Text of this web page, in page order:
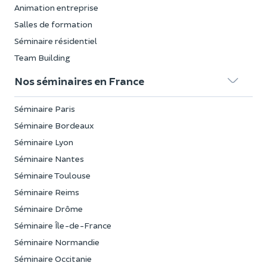
Animation entreprise
Salles de formation
Séminaire résidentiel
Team Building
Nos séminaires en France
Séminaire Paris
Séminaire Bordeaux
Séminaire Lyon
Séminaire Nantes
Séminaire Toulouse
Séminaire Reims
Séminaire Drôme
Séminaire Île-de-France
Séminaire Normandie
Séminaire Occitanie